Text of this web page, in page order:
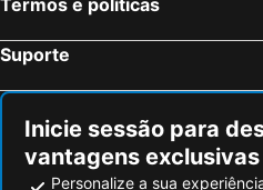
Castelnuovo Berardenga Hotéis na praia
Suporte
Inicie sessão para
vantagens
Personalize a sua